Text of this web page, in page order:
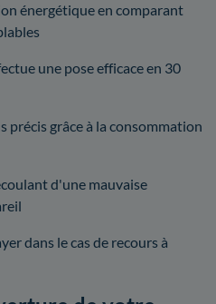
énergétique en comparant
une pose efficace en 30
précis grâce à la consommation
d'une mauvaise
dans le cas de recours à